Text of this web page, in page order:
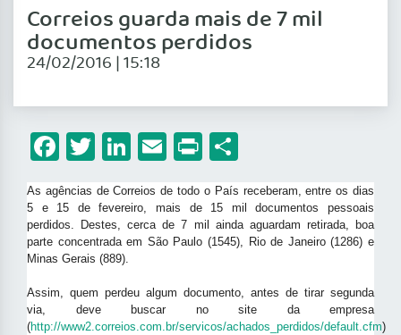
Correios guarda mais de 7 mil
documentos perdidos
24/02/2016 | 15:18
Facebook
Twitter
LinkedIn
Email
Print
As agências de Correios de todo o País receberam, entre os dias
5 e 15 de fevereiro, mais de 15 mil documentos pessoais
perdidos. Destes, cerca de 7 mil ainda aguardam retirada, boa
parte concentrada em São Paulo (1545), Rio de Janeiro (1286) e
Minas Gerais (889).
Assim, quem perdeu algum documento, antes de tirar segunda
via, deve buscar no site da empresa
(http://www2.correios.com.br/servicos/achados_perdidos/default.cfm)